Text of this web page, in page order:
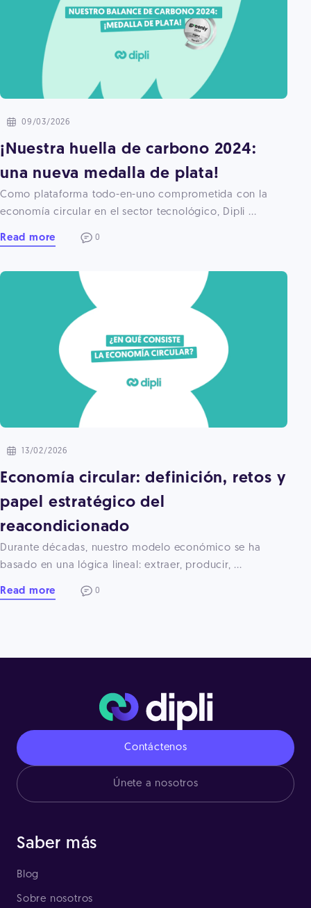
09/03/2026
¡Nuestra huella de carbono 2024:
una nueva medalla de plata!
Como plataforma todo-en-uno comprometida con la
economía circular en el sector tecnológico, Dipli ...
Read more 0
13/02/2026
Economía circular: definición, retos y
papel estratégico del
reacondicionado
Durante décadas, nuestro modelo económico se ha
basado en una lógica lineal: extraer, producir, ...
Read more 0
Contáctenos
Únete a nosotros
Saber más
Blog
Sobre nosotros